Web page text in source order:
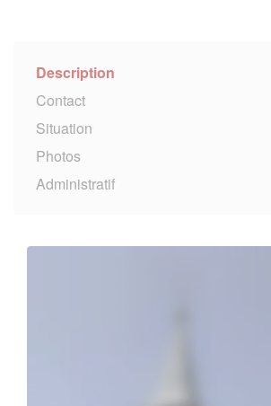
Description
Contact
Situation
Photos
Administratif